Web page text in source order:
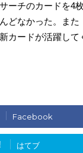
ーチのカードを4
どなかった。また
カードが活躍して
Facebook
はてブ